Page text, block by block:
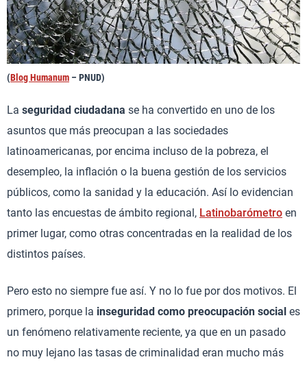
(Blog Humanum – PNUD)
La seguridad ciudadana se ha convertido en uno de los
asuntos que más preocupan a las sociedades
latinoamericanas, por encima incluso de la pobreza, el
desempleo, la inflación o la buena gestión de los servicios
públicos, como la sanidad y la educación. Así lo evidencian
tanto las encuestas de ámbito regional, Latinobarómetro en
primer lugar, como otras concentradas en la realidad de los
distintos países.
Pero esto no siempre fue así. Y no lo fue por dos motivos. El
primero, porque la inseguridad como preocupación social es
un fenómeno relativamente reciente, ya que en un pasado
no muy lejano las tasas de criminalidad eran mucho más